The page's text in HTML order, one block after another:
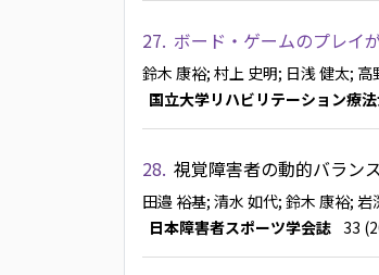
27. ボード・ゲームのプレイ
鈴木 康裕; 村上 史明; 日浅 健太; 高
国立大学リハビリテーション療
28. 視覚障害者の動的バラン
田邉 裕基; 清水 如代; 鈴木 康裕; 岩
日本障害者スポーツ学会誌 33